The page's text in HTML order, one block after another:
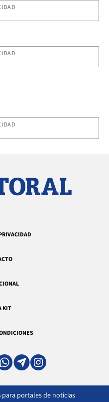
KIT
para portales de noticias